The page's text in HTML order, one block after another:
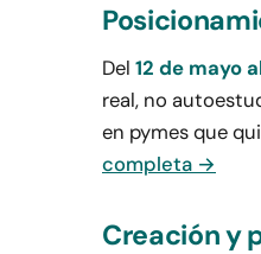
Del 12 de mayo
real, no
en pymes que
completa →
Creación y